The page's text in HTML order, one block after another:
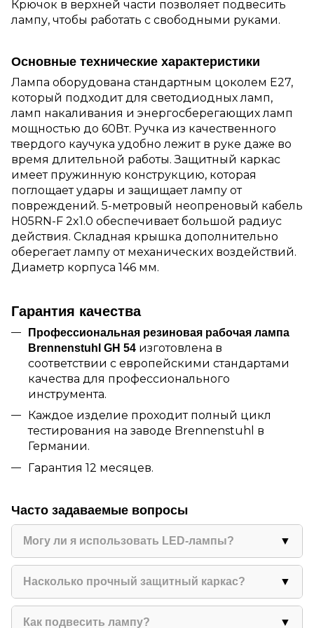
Крючок в верхней части позволяет подвесить
лампу, чтобы работать с свободными руками.
Основные технические характеристики
Лампа оборудована стандартным цоколем E27,
который подходит для светодиодных ламп,
ламп накаливания и энергосберегающих ламп
мощностью до 60Вт. Ручка из качественного
твердого каучука удобно лежит в руке даже во
время длительной работы. Защитный каркас
имеет пружинную конструкцию, которая
поглощает удары и защищает лампу от
повреждений. 5-метровый неопреновый кабель
H05RN-F 2x1.0 обеспечивает большой радиус
действия. Складная крышка дополнительно
оберегает лампу от механических воздействий.
Диаметр корпуса 146 мм.
Гарантия качества
Профессиональная резиновая рабочая лампа
Brennenstuhl GH 54 изготовлена в
соответствии с европейскими стандартами
качества для профессионального
инструмента.
Каждое изделие проходит полный цикл
тестирования на заводе Brennenstuhl в
Германии.
Гарантия 12 месяцев.
Часто задаваемые вопросы
Могу ли я использовать LED-лампы? ▼
Да, стандартный цоколь E27 подходит для
любых типов ламп — светодиодных,
обычных ламп накаливания и
энергосберегающих. Максимальная
Насколько прочный защитный каркас? ▼
Каркас имеет пружинную конструкцию,
которая поглощает удары и защищает от
Как подвесить лампу? ▼